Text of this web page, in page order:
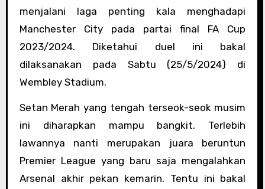
menjalani laga penting kala menghadapi
Manchester City pada partai final FA Cup
2023/2024. Diketahui duel ini bakal
dilaksanakan pada Sabtu (25/5/2024) di
Wembley Stadium.
Setan Merah yang tengah terseok-seok musim
ini diharapkan mampu bangkit. Terlebih
lawannya nanti merupakan juara beruntun
Premier League yang baru saja mengalahkan
Arsenal akhir pekan kemarin. Tentu ini bakal